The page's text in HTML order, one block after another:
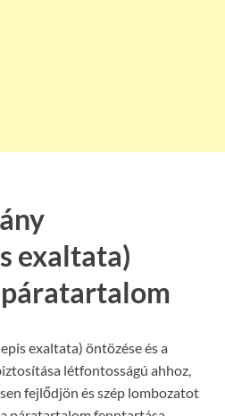
exaltata)
exaltata) öntözése és a
létfontosságú ahhoz,
fejlődjön és szép lombozatot